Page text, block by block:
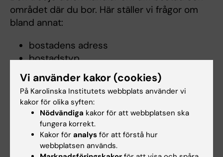
området där du bor. Här ställer vi frågor om
bland annat:
bostadens adress
bostadstyp
boyta
byggår
våningsplan
typ av ventilation
byggnadsmaterial
sovrummets placering (väderstreck)
fönstrens storlek
Vi använder kakor (cookies)
På Karolinska Institutets webbplats använder vi
kakor för olika syften:
Nödvändiga kakor för att webbplatsen ska
fungera korrekt.
Kakor för analys för att förstå hur
webbplatsen används.